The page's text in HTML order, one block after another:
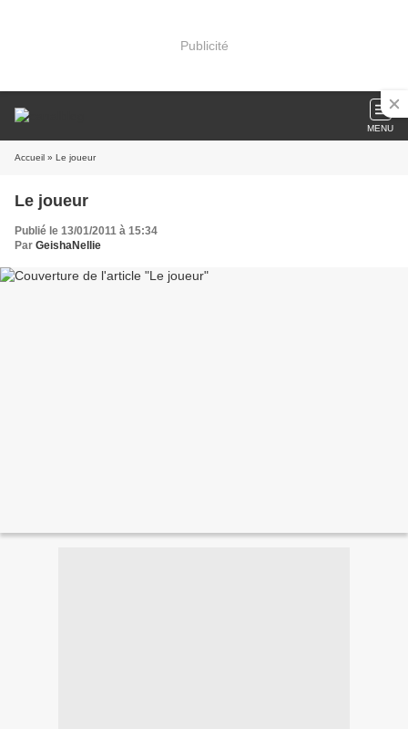
Publicité
MENU
Accueil » Le joueur
Le joueur
Publié le 13/01/2011 à 15:34
Par GeishaNellie